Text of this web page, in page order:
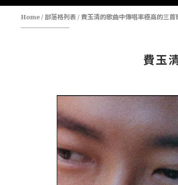
Home/ 部落格列表 / 費玉清的歌曲中傳唱率極高的三
費玉